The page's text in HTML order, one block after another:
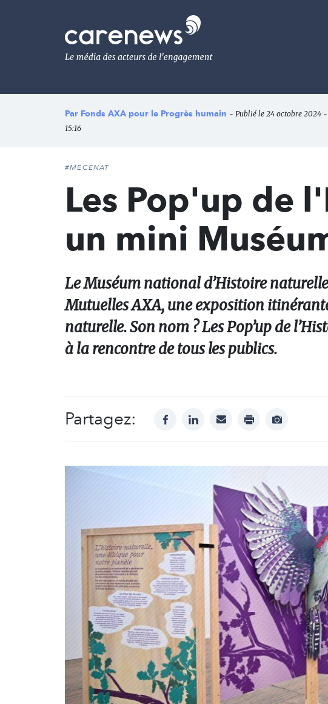
Le
média
de
l'engagement
Par Fonds AXA pour le Progrès humain - Publié le 24 octobre 2024
15:16
#MÉCÉNAT
Les Pop'up de
un mini
Le Muséum national d’Histoire
Mutuelles AXA, une exposition
naturelle. Son nom ? Les Pop’up de
à la rencontre de tous les publics.
Partagez: facebooklinkedinmail print
Afficher